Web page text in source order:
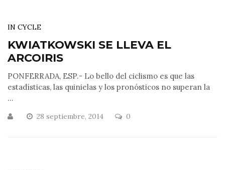
IN CYCLE
KWIATKOWSKI SE LLEVA EL
ARCOIRIS
PONFERRADA, ESP.- Lo bello del ciclismo es que las
estadísticas, las quinielas y los pronósticos no superan la
...
28 septiembre, 2014 0